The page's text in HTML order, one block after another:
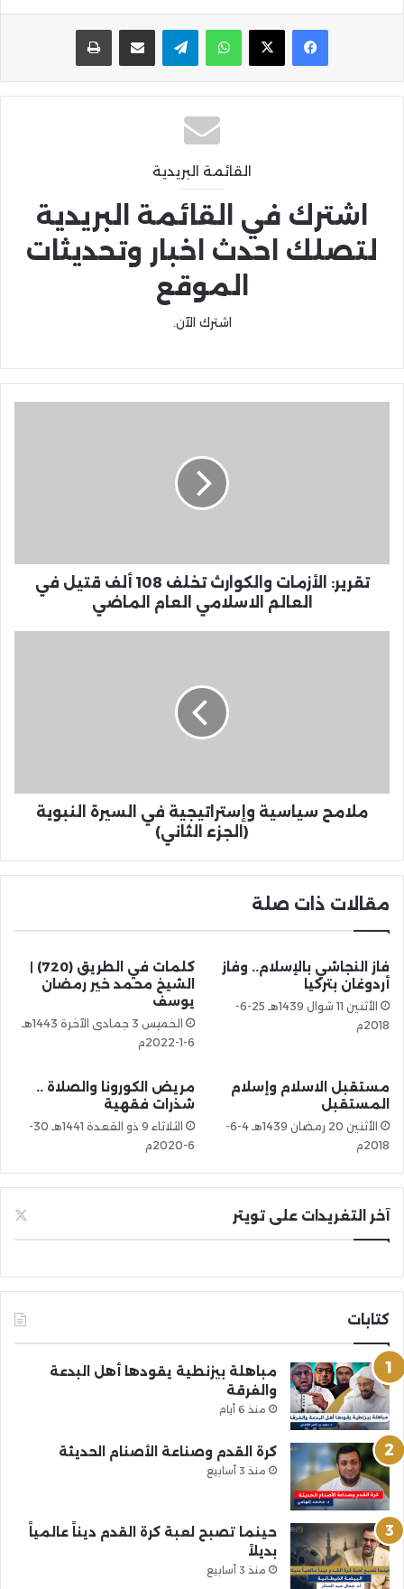
واتساب تيلقرام مشاركة عبر البريد
القائمة البريدية
اشترك في القائمة البريدية
لتصلك احدث اخبار وتحديثات
الموقع
اشترك الآن.
تقرير: الأزمات والكوارث تخلف 108 ألف قتيل في
العالم الاسلامي العام الماضي
ملامح سياسية وإستراتيجية في السيرة النبوية
(الجزء الثاني)
مقالات ذات صلة
فاز النجاشي بالإسلام.. وفاز
أردوغان بتركيا
الأثنين 11 شوال 1439هـ 25-6-
2018م
كلمات في الطريق (720) |
الشيخ محمد خير رمضان
يوسف
الخميس 3 جمادى الآخرة 1443هـ
6-1-2022م
مستقبل الاسلام وإسلام
المستقبل
الأثنين 20 رمضان 1439هـ 4-6-
2018م
مريض الكورونا والصلاة ..
شذرات فقهية
الثلاثاء 9 ذو القعدة 1441هـ 30-
6-2020م
آخر التغريدات على تويتر
كتابات
مباهلة بيزنطية يقودها أهل البدعة
والفرقة
منذ 6 أيام
كرة القدم وصناعة الأصنام الحديثة
منذ 3 أسابيع
حينما تصبح لعبة كرة القدم ديناً عالمياً
بديلاً
منذ 3 أسابيع